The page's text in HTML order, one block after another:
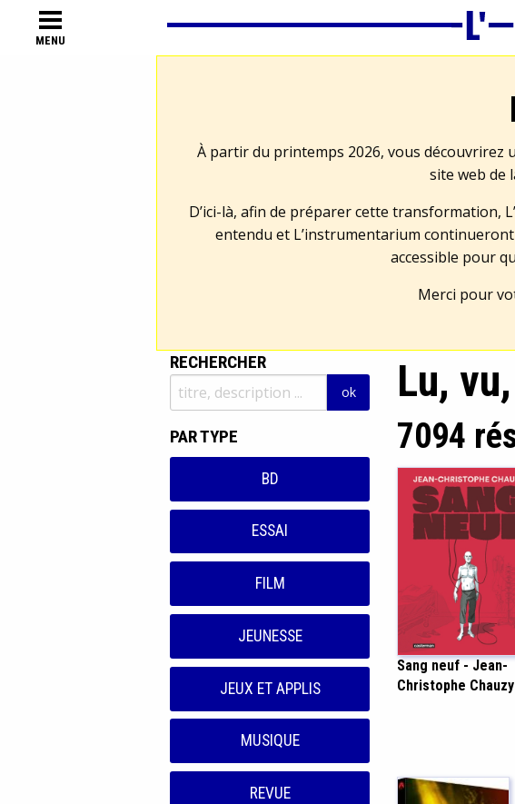
MENU
À partir du printemps 2026, vous découvrirez
site web de
D’ici-là, afin de préparer cette transformation,
entendu et L’instrumentarium
accessible pour
Merci pour
RECHERCHER
PAR TYPE
BD
ESSAI
FILM
JEUNESSE
JEUX ET APPLIS
MUSIQUE
REVUE
Lu,
7094
Sang neuf - Jean-
Christophe Chauzy